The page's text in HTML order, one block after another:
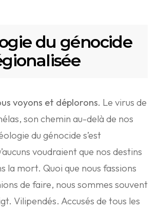
du génocide
voyons et déplorons. Le virus de
son chemin au-delà de nos
du génocide s’est
voudraient que nos destins
la mort. Quoi que nous fassions
de faire, nous sommes souvent
Vilipendés. Accusés de tous les